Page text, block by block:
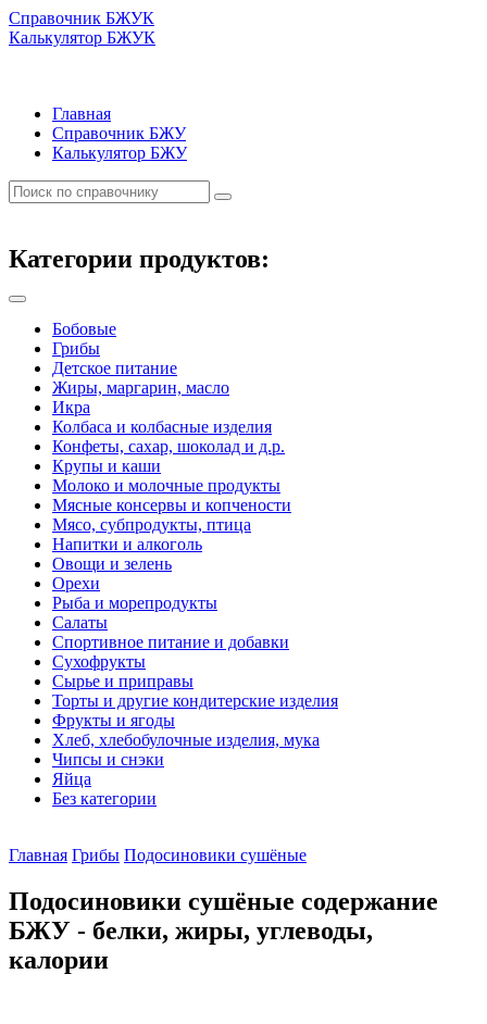
Справочник БЖУК
Калькулятор БЖУК
Главная
Справочник БЖУ
Калькулятор БЖУ
Категории продуктов:
Бобовые
Грибы
Детское питание
Жиры, маргарин, масло
Икра
Колбаса и колбасные изделия
Конфеты, сахар, шоколад и д.р.
Крупы и каши
Молоко и молочные продукты
Мясные консервы и копчености
Мясо, субпродукты, птица
Напитки и алкоголь
Овощи и зелень
Орехи
Рыба и морепродукты
Салаты
Спортивное питание и добавки
Сухофрукты
Сырье и приправы
Торты и другие кондитерские изделия
Фрукты и ягоды
Хлеб, хлебобулочные изделия, мука
Чипсы и снэки
Яйца
Без категории
Главная Грибы Подосиновики сушёные
Подосиновики сушёные содержание
БЖУ - белки, жиры, углеводы,
калории